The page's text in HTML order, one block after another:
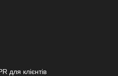
для клієнтів